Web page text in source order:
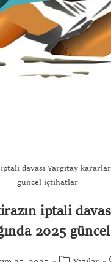
davası Yargıtay kararları
güncel içtihatlar
iptali
2025